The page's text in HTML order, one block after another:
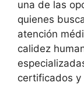
una de las
quienes
atención
calidez
certificados y